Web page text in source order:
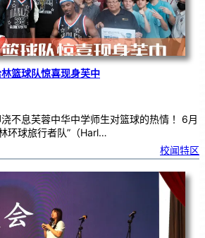
篮球队惊喜现身芙中
不息芙蓉中华中学师生对篮球的热情！ 6月
环球旅行者队”（Harl…
校闻特区